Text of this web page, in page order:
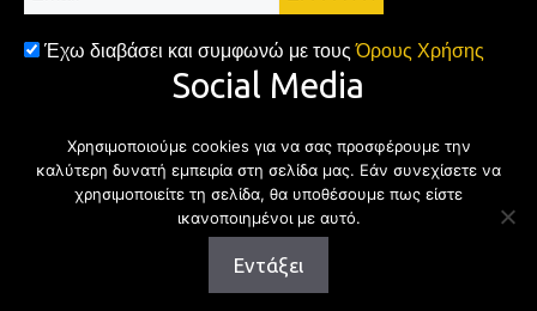
*
Έχω διαβάσει και συμφωνώ με τουςΌρους Χρήσης
Social Media
FacebookTwitter Instagram
Copyright © 2026 | All rights reserved
Χρησιμοποιούμε cookies για να σας προσφέρουμε την
καλύτερη δυνατή εμπειρία στη σελίδα μας. Εάν συνεχίσετε να
χρησιμοποιείτε τη σελίδα, θα υποθέσουμε πως είστε
ικανοποιημένοι με αυτό.
Εντάξει